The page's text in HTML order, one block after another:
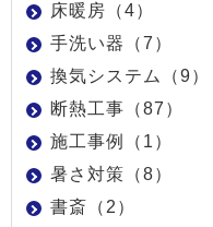
床暖房（4）
手洗い器（7）
換気システム（9）
断熱工事（87）
施工事例（1）
暑さ対策（8）
書斎（2）